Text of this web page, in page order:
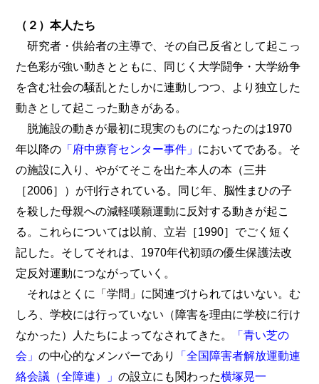
（２）本人たち
研究者・供給者の主導で、その自己反省として起こっ
た色彩が強い動きとともに、同じく大学闘争・大学紛争
を含む社会の騒乱とたしかに連動しつつ、より独立した
動きとして起こった動きがある。
脱施設の動きが最初に現実のものになったのは1970
年以降の 「府中療育センター事件」 においてである。そ
の施設に入り、やがてそこを出た本人の本（三井
［2006］）が刊行されている。同じ年、脳性まひの子
を殺した母親への減軽嘆願運動に反対する動きが起こ
る。これらについては以前、立岩［1990］でごく短く
記した。そしてそれは、1970年代初頭の優生保護法改
定反対運動につながっていく。
それはとくに「学問」に関連づけられてはいない。む
しろ、学校には行っていない（障害を理由に学校に行け
なかった）人たちによってなされてきた。
「青い芝の
会」の中心的なメンバーであり
「全国障害者解放運動連
絡会議（全障連）」の設立にも関わった横塚晃一